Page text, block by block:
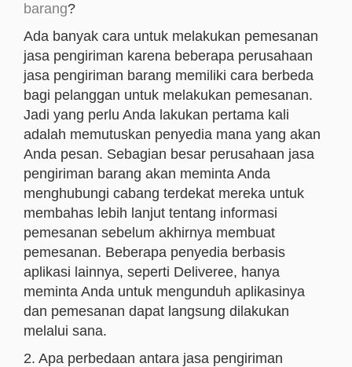
barang?
Ada banyak cara untuk melakukan pemesanan
jasa pengiriman karena beberapa perusahaan
jasa pengiriman barang memiliki cara berbeda
bagi pelanggan untuk melakukan pemesanan.
Jadi yang perlu Anda lakukan pertama kali
adalah memutuskan penyedia mana yang akan
Anda pesan. Sebagian besar perusahaan jasa
pengiriman barang akan meminta Anda
menghubungi cabang terdekat mereka untuk
membahas lebih lanjut tentang informasi
pemesanan sebelum akhirnya membuat
pemesanan. Beberapa penyedia berbasis
aplikasi lainnya, seperti Deliveree, hanya
meminta Anda untuk mengunduh aplikasinya
dan pemesanan dapat langsung dilakukan
melalui sana.
2. Apa perbedaan antara jasa pengiriman